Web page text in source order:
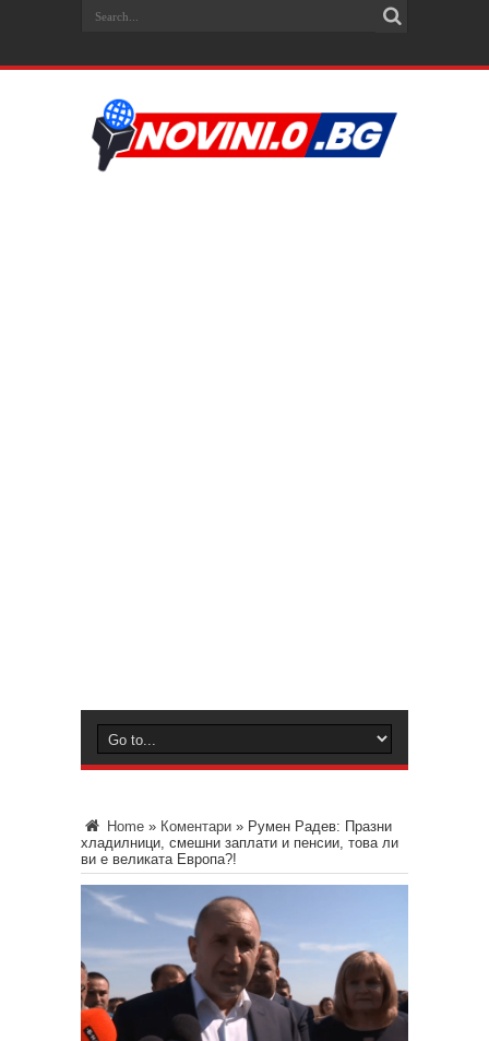
Home » Коментари » Румен Радев: Празни
хладилници, смешни заплати и пенсии, това ли
ви е великата Европа?!